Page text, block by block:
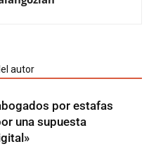
autor
por estafas
una supuesta